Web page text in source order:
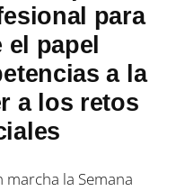
para
papel
a la
a los retos